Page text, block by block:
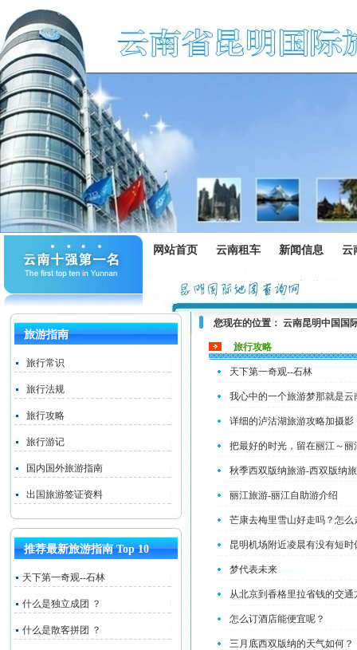
网站首页 云南租车 新闻信息 云
旅游指南
旅行常识
旅行法规
旅行攻略
旅行游记
国内国外旅游指南
出国旅游签证资料
推荐最新旅游指南 Top 10
天下第一奇观--石林
什么是独立成团 ？
什么是散客拼团 ？
您现在的位置： 云南昆明中国国
旅行攻略
天下第一奇观--石林
我心中的一个旅游梦那就是云
详细的泸沽湖旅游攻略加摄影
把最好的时光，留在丽江～丽
秋季西双版纳旅游-西双版纳
丽江旅游-丽江自助游介绍
芒康去梅里雪山好走吗？怎么
昆明机场附近凌晨有没有短时
梦代表未来
从北京到香格里拉省钱的交通
怎么订酒店能便宜呢？
三月底西双版纳的天气如何？